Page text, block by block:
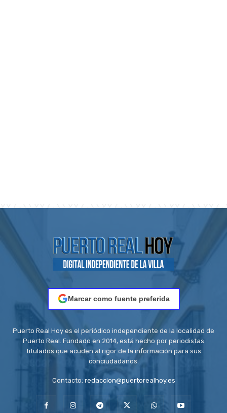
Marcar como fuente preferida
Puerto Real Hoy es el periódico independiente de la localidad de
Puerto Real. Fundado en 2014, está hecho por periodistas
titulados que acuden al rigor de la información para sus
conciudadanos.
Contacto: redaccion@puertorealhoy.es